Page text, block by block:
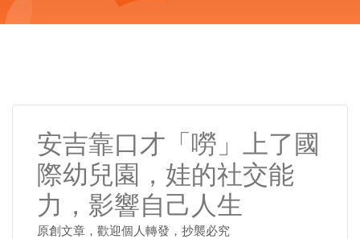
安吉靠口才「嘮」上了國
際幼兒園，娃的社交能
力，影響自己人生
原創文章，歡迎個人轉發，抄襲必究